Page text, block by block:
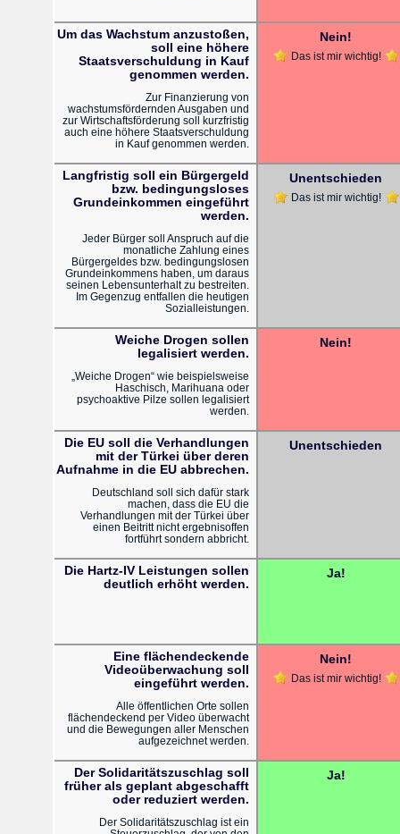
Um das Wachstum anzustoßen,
soll eine höhere
Staatsverschuldung in Kauf
genommen werden.
Zur Finanzierung von
wachstumsfördernden Ausgaben und
zur Wirtschaftsförderung soll kurzfristig
auch eine höhere Staatsverschuldung
in Kauf genommen werden.
Nein!
Das ist mir wichtig!
Langfristig soll ein Bürgergeld
bzw. bedingungsloses
Grundeinkommen eingeführt
werden.
Jeder Bürger soll Anspruch auf die
monatliche Zahlung eines
Bürgergeldes bzw. bedingungslosen
Grundeinkommens haben, um daraus
seinen Lebensunterhalt zu bestreiten.
Im Gegenzug entfallen die heutigen
Sozialleistungen.
Unentschieden
Das ist mir wichtig!
Weiche Drogen sollen
legalisiert werden.
„Weiche Drogen“ wie beispielsweise
Haschisch, Marihuana oder
psychoaktive Pilze sollen legalisiert
werden.
Nein!
Die EU soll die Verhandlungen
mit der Türkei über deren
Aufnahme in die EU abbrechen.
Deutschland soll sich dafür stark
machen, dass die EU die
Verhandlungen mit der Türkei über
einen Beitritt nicht ergebnisoffen
fortführt sondern abbricht.
Unentschieden
Die Hartz-IV Leistungen sollen
deutlich erhöht werden.
Ja!
Eine flächendeckende
Videoüberwachung soll
eingeführt werden.
Alle öffentlichen Orte sollen
flächendeckend per Video überwacht
und die Bewegungen aller Menschen
aufgezeichnet werden.
Nein!
Das ist mir wichtig!
Der Solidaritätszuschlag soll
früher als geplant abgeschafft
oder reduziert werden.
Der Solidaritätszuschlag ist ein
Ja!